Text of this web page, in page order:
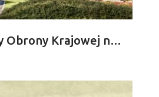
Koszary Obrony Krajowej nr 34